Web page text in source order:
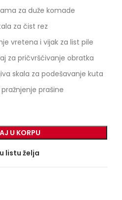
za duže komade
za čist rez
vretena i vijak za list pile
za pričvršćivanje obratka
skala za podešavanje kuta
prašine
U KORPU
listu želja